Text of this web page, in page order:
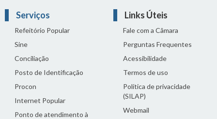
Serviços
Refeitório Popular
Sine
Conciliação
Posto de Identificação
Procon
Internet Popular
Ponto de atendimento à
Links Úteis
Fale com a Câmara
Perguntas Frequentes
Acessibilidade
Termos de uso
Política de privacidade
(SILAP)
Webmail